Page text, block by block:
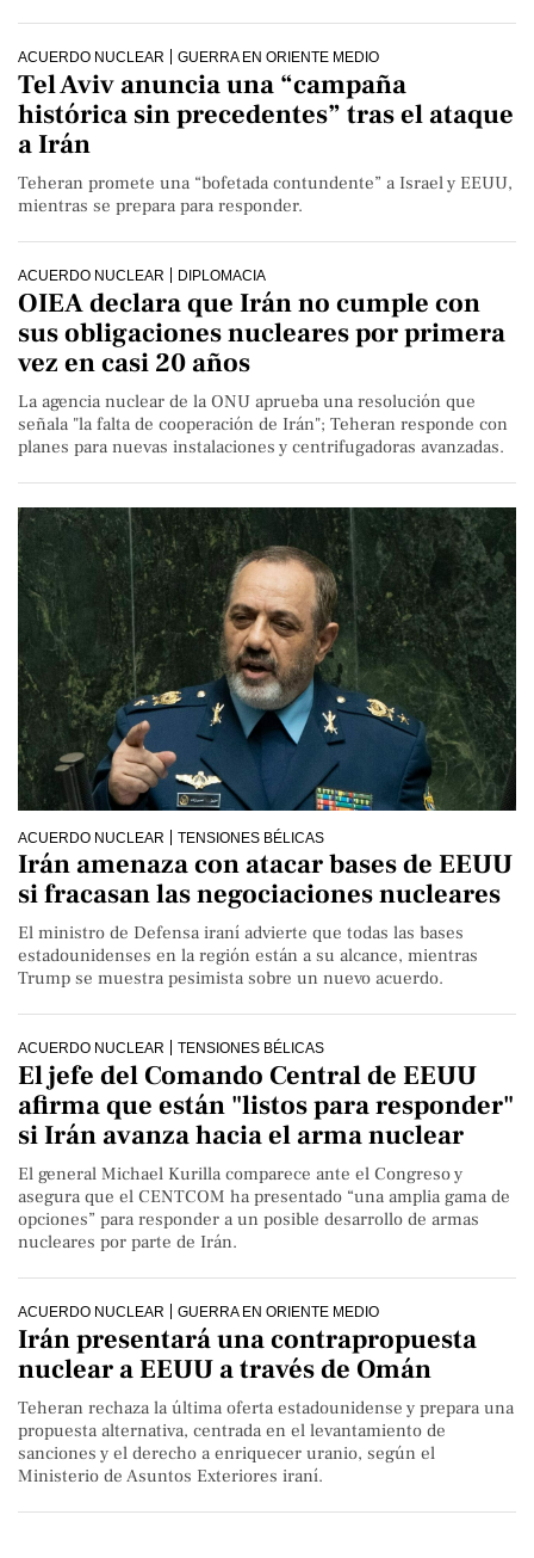
ACUERDO NUCLEAR GUERRA EN ORIENTE MEDIO
Tel Aviv anuncia una “campaña
histórica sin precedentes” tras el ataque
a Irán
Teheran promete una “bofetada contundente” a Israel y EEUU,
mientras se prepara para responder.
ACUERDO NUCLEAR DIPLOMACIA
OIEA declara que Irán no cumple con
sus obligaciones nucleares por primera
vez en casi 20 años
La agencia nuclear de la ONU aprueba una resolución que
señala "la falta de cooperación de Irán"; Teheran responde con
planes para nuevas instalaciones y centrifugadoras avanzadas.
ACUERDO NUCLEAR TENSIONES BÉLICAS
Irán amenaza con atacar bases de EEUU
si fracasan las negociaciones nucleares
El ministro de Defensa iraní advierte que todas las bases
estadounidenses en la región están a su alcance, mientras
Trump se muestra pesimista sobre un nuevo acuerdo.
ACUERDO NUCLEAR TENSIONES BÉLICAS
El jefe del Comando Central de EEUU
afirma que están "listos para responder"
si Irán avanza hacia el arma nuclear
El general Michael Kurilla comparece ante el Congreso y
asegura que el CENTCOM ha presentado “una amplia gama de
opciones” para responder a un posible desarrollo de armas
nucleares por parte de Irán.
ACUERDO NUCLEAR GUERRA EN ORIENTE MEDIO
Irán presentará una contrapropuesta
nuclear a EEUU a través de Omán
Teheran rechaza la última oferta estadounidense y prepara una
propuesta alternativa, centrada en el levantamiento de
sanciones y el derecho a enriquecer uranio, según el
Ministerio de Asuntos Exteriores iraní.